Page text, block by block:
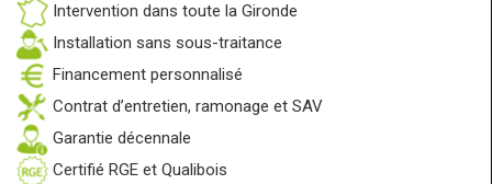
Intervention dans toute la Gironde
Installation sans sous-traitance
Financement personnalisé
Contrat d’entretien, ramonage et SAV
Garantie décennale
Certifié RGE et Qualibois